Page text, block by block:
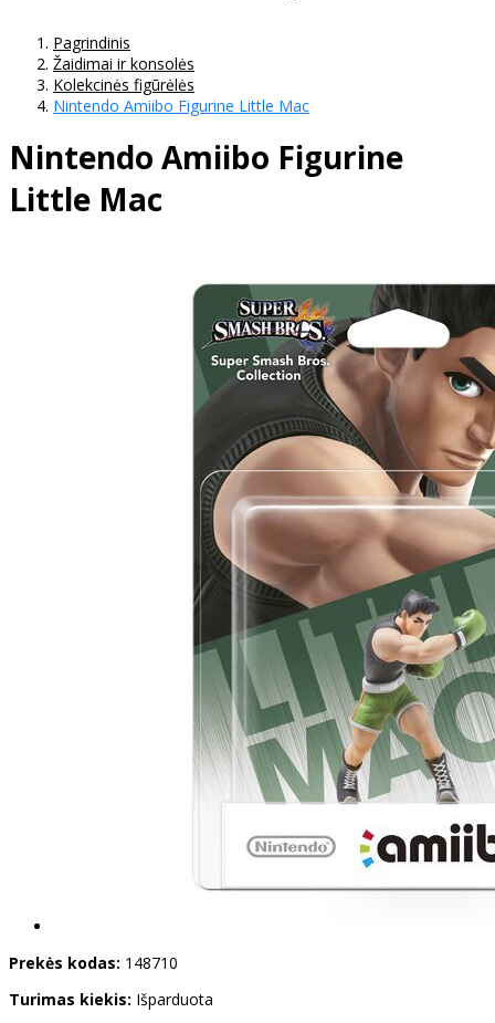
Pagrindinis
Žaidimai ir konsolės
Kolekcinės figūrėlės
Nintendo Amiibo Figurine Little Mac
Nintendo Amiibo Figurine
Little Mac
Prekės kodas: 148710
Turimas kiekis: Išparduota